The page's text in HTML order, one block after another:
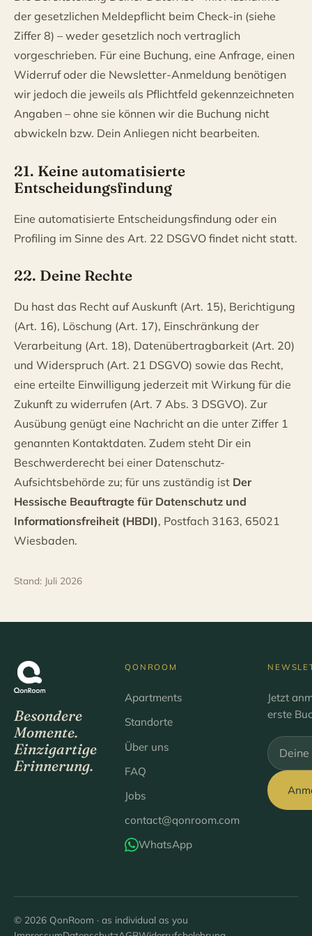
der gesetzlichen Meldepflicht beim Check-in (siehe
Ziffer 8) – weder gesetzlich noch vertraglich
vorgeschrieben. Für eine Buchung, eine Anfrage, einen
Widerruf oder die Newsletter-Anmeldung benötigen
wir jedoch die jeweils als Pflichtfeld gekennzeichneten
Angaben – ohne sie können wir die Buchung nicht
abwickeln bzw. Dein Anliegen nicht bearbeiten.
21. Keine automatisierte
Entscheidungsfindung
Eine automatisierte Entscheidungsfindung oder ein
Profiling im Sinne des Art. 22 DSGVO findet nicht statt.
22. Deine Rechte
Du hast das Recht auf Auskunft (Art. 15), Berichtigung
(Art. 16), Löschung (Art. 17), Einschränkung der
Verarbeitung (Art. 18), Datenübertragbarkeit (Art. 20)
und Widerspruch (Art. 21 DSGVO) sowie das Recht,
eine erteilte Einwilligung jederzeit mit Wirkung für die
Zukunft zu widerrufen (Art. 7 Abs. 3 DSGVO). Zur
Ausübung genügt eine Nachricht an die unter Ziffer 1
genannten Kontaktdaten. Zudem steht Dir ein
Beschwerderecht bei einer Datenschutz-
Aufsichtsbehörde zu; für uns zuständig ist Der
Hessische Beauftragte für Datenschutz und
Informationsfreiheit (HBDI), Postfach 3163, 65021
Wiesbaden.
Stand: Juli 2026
Besondere
Momente.
Einzigartige
Erinnerung.
QONROOM
Apartments
Standorte
Über uns
FAQ
Jobs
contact@qonroom.com
WhatsApp
Jetzt
erste
Bitte
© 2026 QonRoom · as individual as you